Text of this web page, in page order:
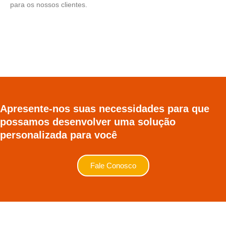
para os nossos clientes.
Apresente-nos suas necessidades para que
possamos desenvolver uma solução
personalizada para você
Fale Conosco